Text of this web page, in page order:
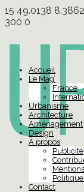
15 49.0138
300 0
Accueil
Le Mag’
France
Urbanisme
Architecture
Aménagement
Design
À propos
Publicité
Contact